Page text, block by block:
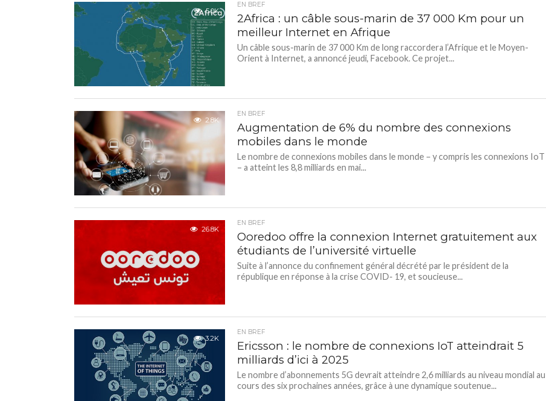
5.0K
EN BREF
2Africa : un câble sous-marin de 37 000 Km pour un
meilleur Internet en Afrique
Un câble sous-marin de 37 000 Km de long raccordera l’Afrique et le Moyen-
Orient à Internet, a annoncé jeudi, Facebook. Ce projet...
2.8K
EN BREF
Augmentation de 6% du nombre des connexions
mobiles dans le monde
Le nombre de connexions mobiles dans le monde – y compris les connexions IoT
– a atteint les 8,8 milliards en mai...
26.8K
EN BREF
Ooredoo offre la connexion Internet gratuitement aux
étudiants de l’université virtuelle
Suite à l’annonce du confinement général décrété par le président de la
république en réponse à la crise COVID- 19, et soucieuse...
3.2K
EN BREF
Ericsson : le nombre de connexions IoT atteindrait 5
milliards d’ici à 2025
Le nombre d’abonnements 5G devrait atteindre 2,6 milliards au niveau mondial au
cours des six prochaines années, grâce à une dynamique soutenue...